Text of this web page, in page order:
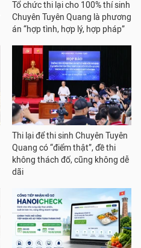
Tổ chức thi lại cho 100% thí sinh
Chuyên Tuyên Quang là phương
án “hợp tình, hợp lý, hợp pháp”
Thi lại để thi sinh Chuyên Tuyên
Quang có “điểm thật”, đề thi
không thách đố, cũng không dễ
dãi